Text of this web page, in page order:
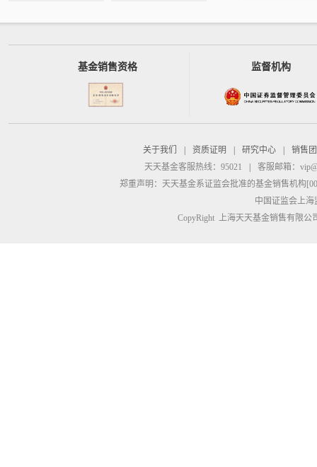
基金销售资格 监督机构
关于我们 资质证明 研究中心
销售
天天基金客服热线：95021
客服邮箱：
郑重声明： 天天基金系证监会批准的基金销售机构
中国证监会上
CopyRight 上海天天基金销售有限